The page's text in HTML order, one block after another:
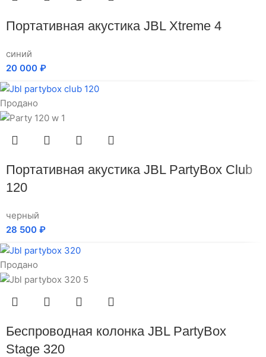
Портативная акустика JBL Xtreme 4
синий
20 000 ₽
Продано
Портативная акустика JBL PartyBox Club
120
черный
28 500 ₽
Продано
Беспроводная колонка JBL PartyBox
Stage 320